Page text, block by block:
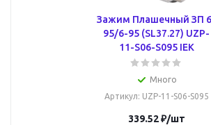
Зажим Плашечный ЗП
95/6-95 (SL37.27) UZP-
11-S06-S095 IEK
Много
Артикул: UZP-11-S06-S095
339.52₽/шт